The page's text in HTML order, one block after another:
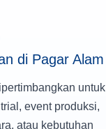
di Pagar Alam
untuk
event produksi,
atau kebutuhan